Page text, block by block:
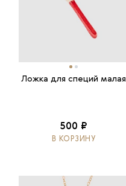
Ложка для специй малая
500 ₽
В КОРЗИНУ